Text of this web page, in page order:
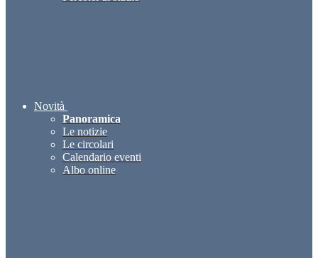
Novità
Panoramica
Le notizie
Le circolari
Calendario eventi
Albo online